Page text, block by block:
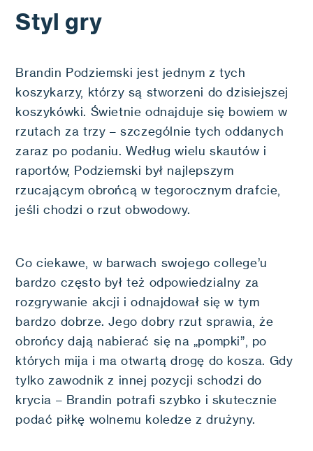
Styl gry
Brandin Podziemski jest jednym z tych
koszykarzy, którzy są stworzeni do dzisiejszej
koszykówki. Świetnie odnajduje się bowiem w
rzutach za trzy – szczególnie tych oddanych
zaraz po podaniu. Według wielu skautów i
raportów, Podziemski był najlepszym
rzucającym obrońcą w tegorocznym drafcie,
jeśli chodzi o rzut obwodowy.
Co ciekawe, w barwach swojego college’u
bardzo często był też odpowiedzialny za
rozgrywanie akcji i odnajdował się w tym
bardzo dobrze. Jego dobry rzut sprawia, że
obrońcy dają nabierać się na „pompki”, po
których mija i ma otwartą drogę do kosza. Gdy
tylko zawodnik z innej pozycji schodzi do
krycia – Brandin potrafi szybko i skutecznie
podać piłkę wolnemu koledze z drużyny.